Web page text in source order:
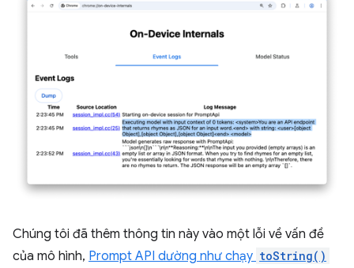
Chúng tôi đã thêm thông tin này vào một lỗi về vấn đề
của mô hình, Prompt API dường như chạy toString()